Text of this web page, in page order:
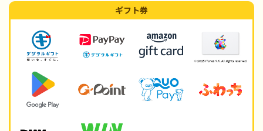
ギフト券